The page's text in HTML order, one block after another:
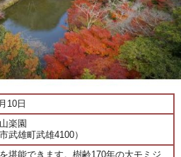
10日
楽園
武雄町武雄4100）
堪能できます。樹齢170年の大モミジ